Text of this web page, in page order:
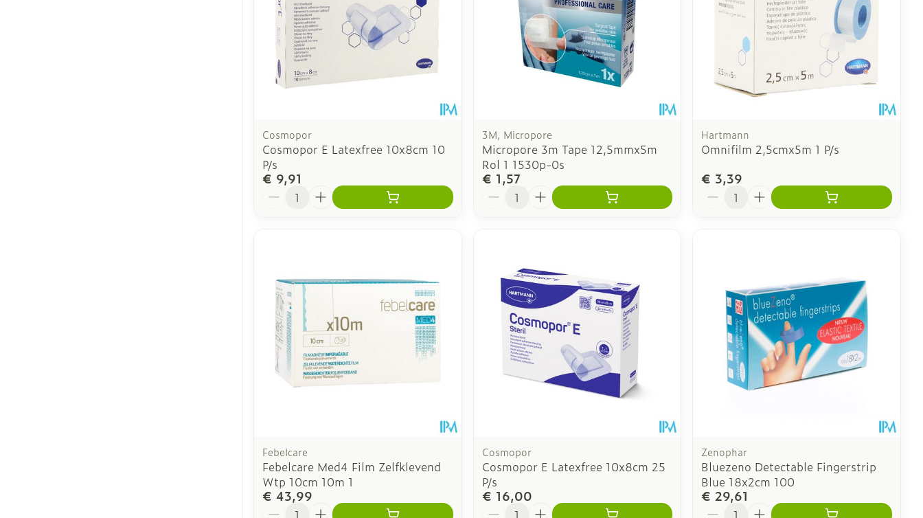
Cosmopor
Cosmopor E Latexfree 10x8cm 10
P/s
€ 9,91
Aantal
3M, Micropore
Micropore 3m Tape 12,5mmx5m
Rol 1 1530p-0s
€ 1,57
Aantal
Hartmann
Omnifilm 2,5cmx5m 1 P/s
€ 3,39
Aantal
Febelcare
Febelcare Med4 Film Zelfklevend
Wtp 10cm 10m 1
€ 43,99
Aantal
Cosmopor
Cosmopor E Latexfree 10x8cm 25
P/s
€ 16,00
Aantal
Zenophar
Bluezeno Detectable Fingerstrip
Blue 18x2cm 100
€ 29,61
Aantal